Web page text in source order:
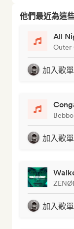
他們最近為這
All
Outer
加入歌單
加入歌單
加入歌單